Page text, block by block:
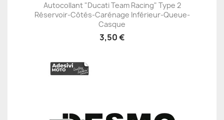
Autocollant "Ducati Team Racing" Type 2
Réservoir-Côtés-Carénage Inférieur-Queue-
Casque
3,50 €